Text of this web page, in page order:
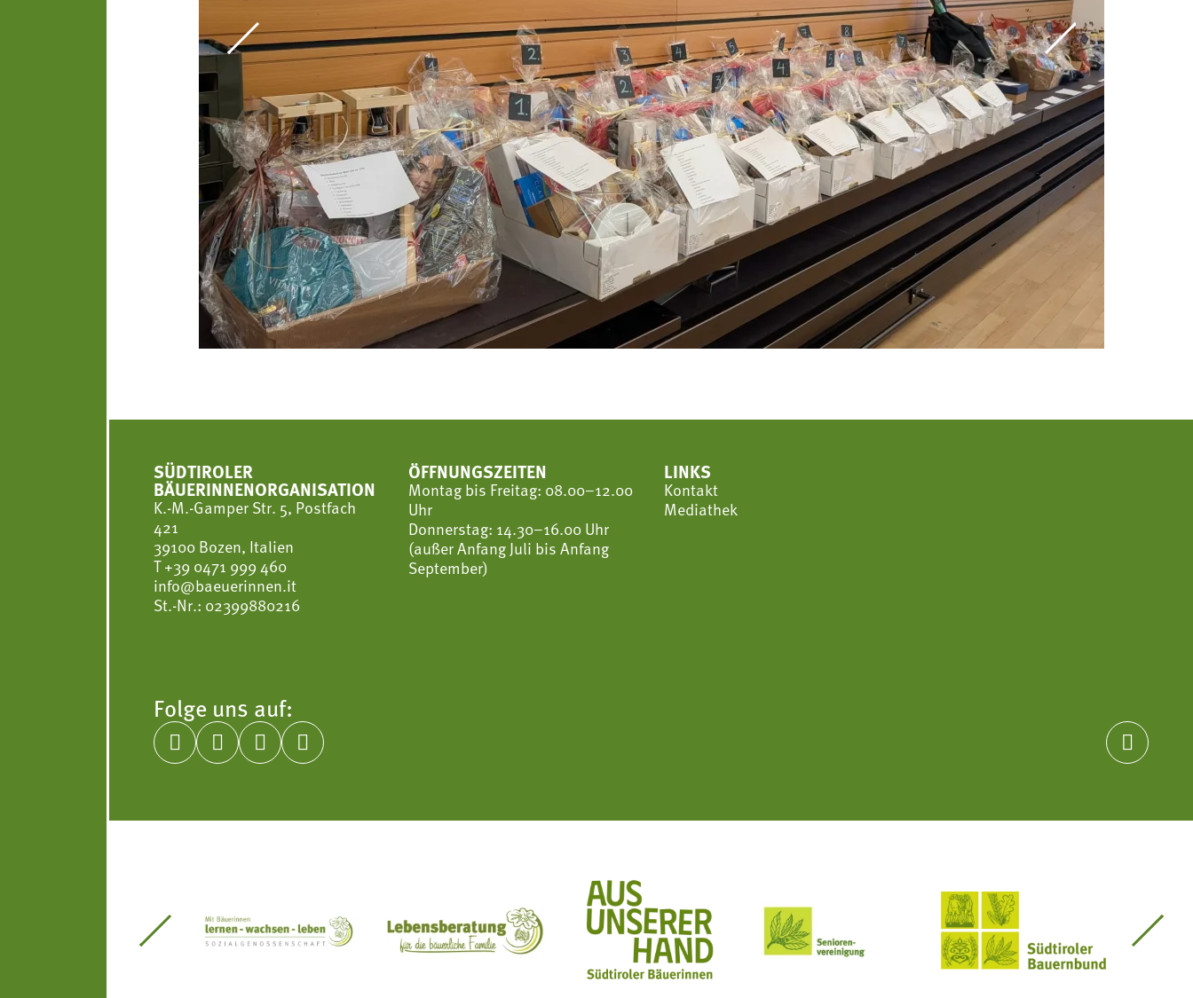
SÜDTIROLER
BÄUERINNENORGANISATION
K.-M.-Gamper Str. 5, Postfach
421
39100 Bozen, Italien
T+39 0471 999 460
info@baeuerinnen.it
St.-Nr.: 02399880216
ÖFFNUNGSZEITEN
Montag bis Freitag: 08.00–12.00
Uhr
Donnerstag: 14.30–16.00 Uhr
(außer Anfang Juli bis Anfang
September)
LINKS
Kontakt
Mediathek
Folge uns auf:
    
Südtiroler Gärtnervereinigung Sozialgenossenschaft Mit Bäuerinnen lernen - wachsen - leben
Lebensberatung für die bäuerliche Familie
Aus unserer Hand Seniorenvereinigung im SBB Südtiroler Bauernbund